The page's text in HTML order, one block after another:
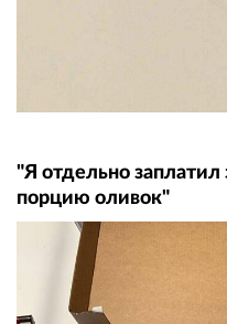
"Я отдельно
порцию оливок"